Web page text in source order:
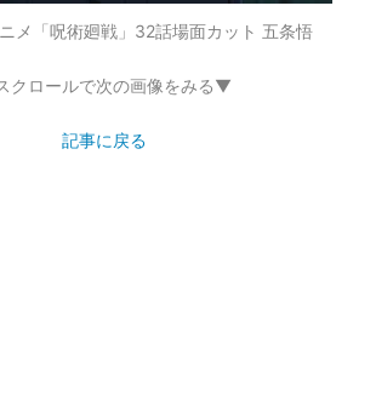
メ「呪術廻戦」32話場面カット 五条悟
クロールで次の画像をみる▼
記事に戻る